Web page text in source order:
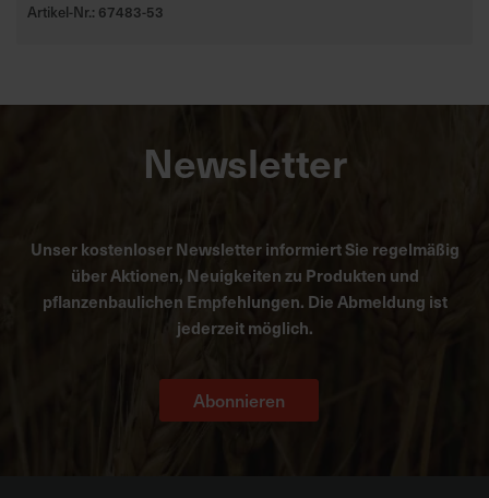
Artikel-Nr.: 67483-53
Newsletter
Unser kostenloser Newsletter informiert Sie regelmäßig
über Aktionen, Neuigkeiten zu Produkten und
pflanzenbaulichen Empfehlungen. Die Abmeldung ist
jederzeit möglich.
Abonnieren